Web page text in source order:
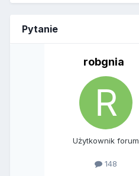
Pytanie
robgnia
Użytkownik forum
148